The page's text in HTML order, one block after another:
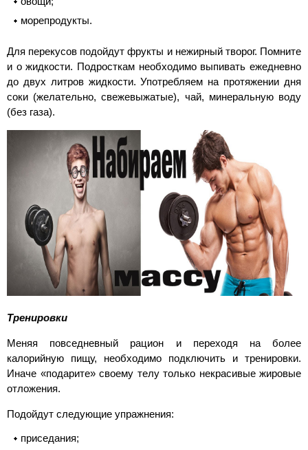
морепродукты.
Для перекусов подойдут фрукты и нежирный творог. Помните
и о жидкости. Подросткам необходимо выпивать ежедневно
до двух литров жидкости. Употребляем на протяжении дня
соки (желательно, свежевыжатые), чай, минеральную воду
(без газа).
Тренировки
Меняя повседневный рацион и переходя на более
калорийную пищу, необходимо подключить и тренировки.
Иначе «подарите» своему телу только некрасивые жировые
отложения.
Подойдут следующие упражнения:
приседания;